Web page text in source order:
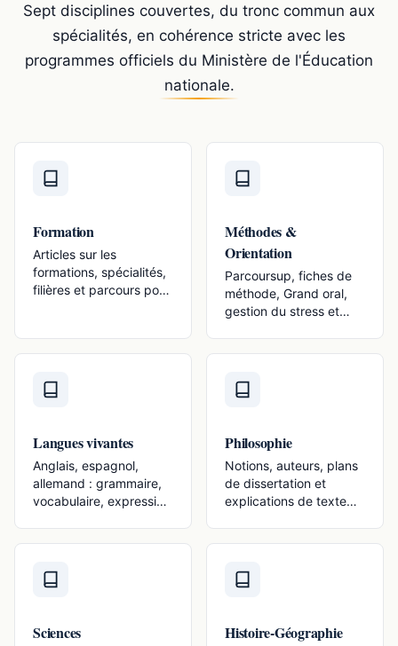
Sept disciplines couvertes, du tronc commun aux
spécialités, en cohérence stricte avec les
programmes officiels du Ministère de l'Éducation
nationale.
Formation
Articles sur les
formations, spécialités,
filières et parcours pour
Méthodes &
Orientation
Parcoursup, fiches de
méthode, Grand oral,
gestion du stress et
Langues vivantes
Anglais, espagnol,
allemand : grammaire,
vocabulaire, expression
Philosophie
Notions, auteurs, plans
de dissertation et
explications de texte
Sciences Histoire-Géographie